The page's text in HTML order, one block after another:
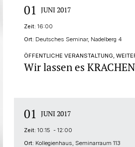
01 JUNI 2017
Zeit: 16:00
Ort: Deutsches Seminar, Nadelberg 4
ÖFFENTLICHE VERANSTALTUNG,
Wir lassen es
01 JUNI 2017
Zeit: 10:15 - 12:00
Ort: Kollegienhaus, Seminarraum 113